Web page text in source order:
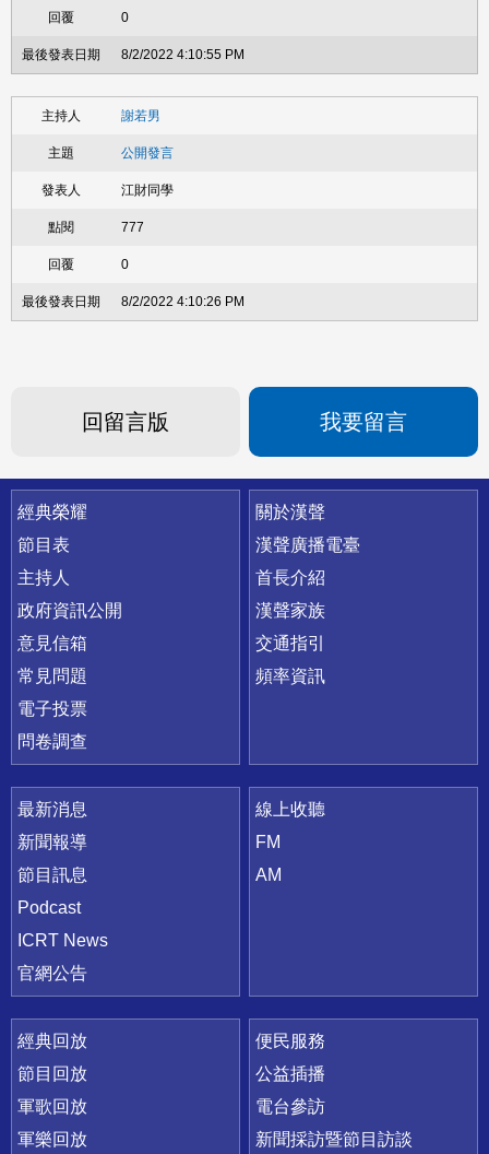
0
8/2/2022 4:10:55 PM
謝若男
公開發言
江財同學
777
0
8/2/2022 4:10:26 PM
回留言版 我要留言
快速連結
經典榮耀
節目表
主持人
政府資訊公開
意見信箱
常見問題
電子投票
問卷調查
關於漢聲
漢聲廣播電臺
首長介紹
漢聲家族
交通指引
頻率資訊
最新消息
新聞報導
節目訊息
Podcast
ICRT News
官網公告
線上收聽
FM
AM
經典回放
節目回放
軍歌回放
軍樂回放
便民服務
公益插播
電台參訪
新聞採訪暨節目訪談